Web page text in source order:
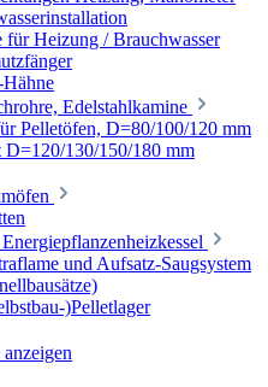
für Heizung / Brauchwasser
Edelstahlkamine
Pelletöfen, D=80/100/120 mm
D=120/130/150/180 mm
und Aufsatz-Saugsystem
)Pelletlager